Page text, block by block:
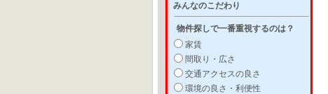
みんなのこだわり
物件探しで一番重視するのは？
家賃
間取り・広さ
交通アクセスの良さ
環境の良さ・利便性